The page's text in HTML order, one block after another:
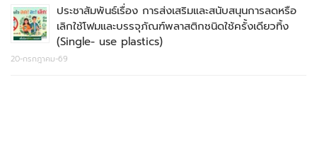
ประชาสัมพันธ์เรื่อง การส่งเสริมและสนับสนุนการลดหรือ
เลิกใช้โฟมและบรรจุภัณฑ์พลาสติกชนิดใช้ครั้งเดียวทิ้ง
(Single- use plastics)
20-กรกฎาคม-69